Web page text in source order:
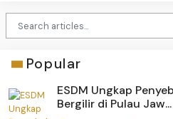
Popular
ESDM Ungkap
Bergilir di Pulau Jaw...